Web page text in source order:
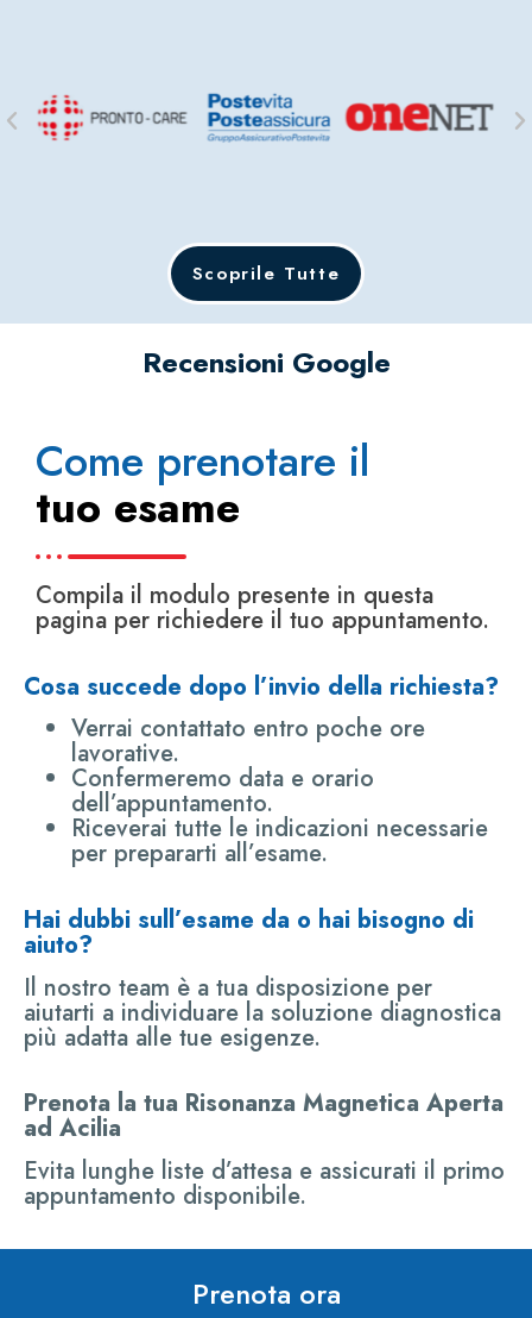
Scoprile Tutte
Recensioni Google
Come prenotare il
tuo esame
Compila il modulo presente in questa
pagina per richiedere il tuo appuntamento.
Cosa succede dopo l’invio della richiesta?
Verrai contattato entro poche ore
lavorative.
Confermeremo data e orario
dell’appuntamento.
Riceverai tutte le indicazioni necessarie
per prepararti all’esame.
Hai dubbi sull’esame da o hai bisogno di
aiuto?
Il nostro team è a tua disposizione per
aiutarti a individuare la soluzione diagnostica
più adatta alle tue esigenze.
Prenota la tua Risonanza Magnetica Aperta
ad Acilia
Evita lunghe liste d’attesa e assicurati il primo
appuntamento disponibile.
Prenota ora